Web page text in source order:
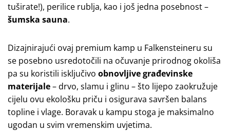
tuširate!), perilice rublja, kao i još jedna posebnost –
šumska sauna.
Dizajnirajući ovaj premium kamp u Falkensteineru su
se posebno usredotočili na očuvanje prirodnog okoliša
pa su koristili isključivo obnovljive građevinske
materijale– drvo, slamu i glinu – što lijepo zaokružuje
cijelu ovu ekološku priču i osigurava savršen balans
topline i vlage. Boravak u kampu stoga je maksimalno
ugodan u svim vremenskim uvjetima.